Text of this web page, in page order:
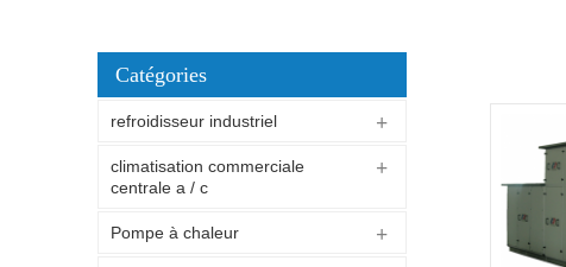
Catégories
refroidisseur industriel
climatisation commerciale
centrale a / c
Pompe à chaleur